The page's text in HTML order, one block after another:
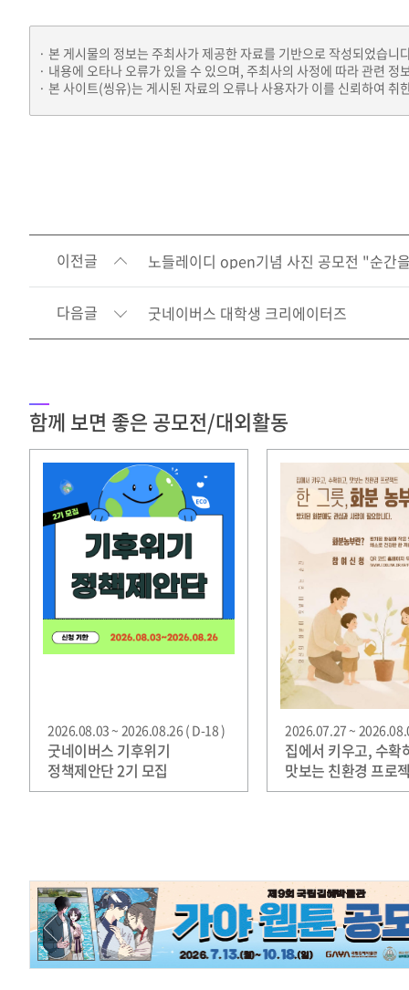
본 게시물의 정보는 주최사가 제공한 자료를 기반으로 작성되었습니
내용에 오타나 오류가 있을 수 있으며, 주최사의 사정에 따라 관련
본 사이트(씽유)는 게시된 자료의 오류나 사용자가 이를 신뢰하여 취
이전글 노들레이디 open기념 사진 공모전 "순간
다음글 굿네이버스 대학생 크리에이터즈
함께 보면 좋은 공모전/대외활동
2026.08.03 ~ 2026.08.26 ( D-18 )
굿네이버스 기후위기
정책제안단 2기 모집
2026.07.27 ~
집에서 키우고, 수확
맛보는 친환경 프로
그릇, 화분 농부'